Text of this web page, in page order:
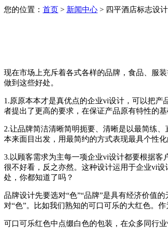
您的位置： 首页 > 新闻中心 > 四平酒店标志设
现在市场上充斥着各式各样的品牌，食品、服
做到这些好处。
1.原原本本才是真优点的企业vi设计，可以把
者提出了更高的要求，在保证产品原有特性的
2.让品牌简洁清晰简明扼要、清晰是以最简练
本来面目出发，用最简约的方式表现最具个性
3.以顾客需求为主每一项企业vi设计都要根据
很不好看，反之亦然。这种设计运用于企业vi
处，你都知道了吗？
品牌设计先要选对“色”“品牌”是具有经济价值
对“色”。比如我们熟知的可口可乐的大红色。
可口可乐红色中点缀白色的包装，在众多同行